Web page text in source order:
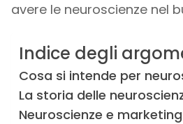
avere le neuroscienze nel
Indice degli
Cosa si intende per
La storia delle
Neuroscienze e